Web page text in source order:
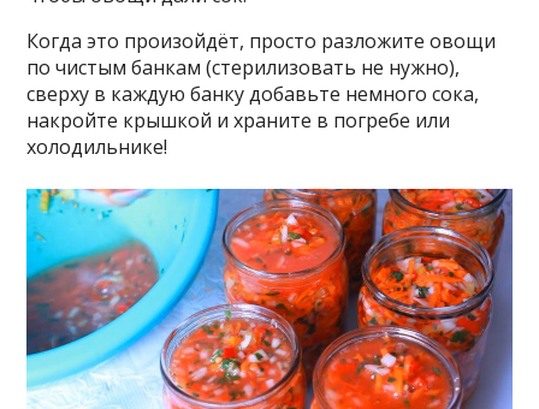
Когда это произойдёт, просто разложите овощи
по чистым банкам (стерилизовать не нужно),
сверху в каждую банку добавьте немного сока,
накройте крышкой и храните в погребе или
холодильнике!